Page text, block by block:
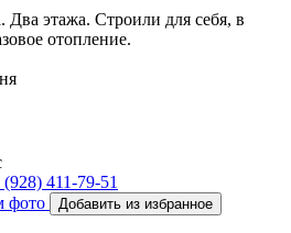
этажа. Строили для себя, в
отопление.
(928) 411-79-51
Добавить из избранное